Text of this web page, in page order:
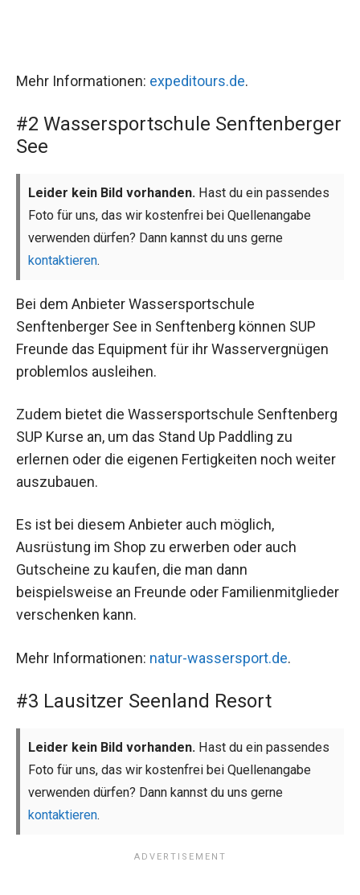
Mehr Informationen: expeditours.de.
#2 Wassersportschule Senftenberger
See
Leider kein Bild vorhanden. Hast du ein passendes
Foto für uns, das wir kostenfrei bei Quellenangabe
verwenden dürfen? Dann kannst du uns gerne
kontaktieren.
Bei dem Anbieter Wassersportschule
Senftenberger See in Senftenberg können SUP
Freunde das Equipment für ihr Wasservergnügen
problemlos ausleihen.
Zudem bietet die Wassersportschule Senftenberg
SUP Kurse an, um das Stand Up Paddling zu
erlernen oder die eigenen Fertigkeiten noch weiter
auszubauen.
Es ist bei diesem Anbieter auch möglich,
Ausrüstung im Shop zu erwerben oder auch
Gutscheine zu kaufen, die man dann
beispielsweise an Freunde oder Familienmitglieder
verschenken kann.
Mehr Informationen: natur-wassersport.de.
#3 Lausitzer Seenland Resort
Leider kein Bild vorhanden. Hast du ein passendes
Foto für uns, das wir kostenfrei bei Quellenangabe
verwenden dürfen? Dann kannst du uns gerne
kontaktieren.